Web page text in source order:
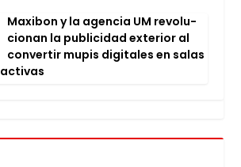
Maxi­bon y la agen­cia UM revo­lu­
cio­nan la publi­ci­dad exte­rior al
con­ver­tir mupis digi­ta­les en salas